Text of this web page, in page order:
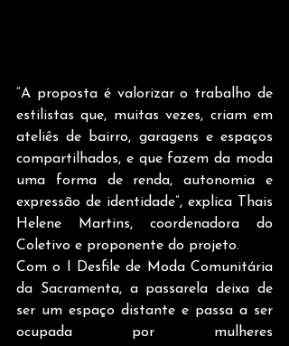
“A proposta é valorizar o trabalho de
estilistas que, muitas vezes, criam em
ateliês de bairro, garagens e espaços
compartilhados, e que fazem da moda
uma forma de renda, autonomia e
expressão de identidade”, explica Thais
Helene Martins, coordenadora do
Coletivo e proponente do projeto.
Com o I Desfile de Moda Comunitária
da Sacramenta, a passarela deixa de
ser um espaço distante e passa a ser
ocupada por mulheres